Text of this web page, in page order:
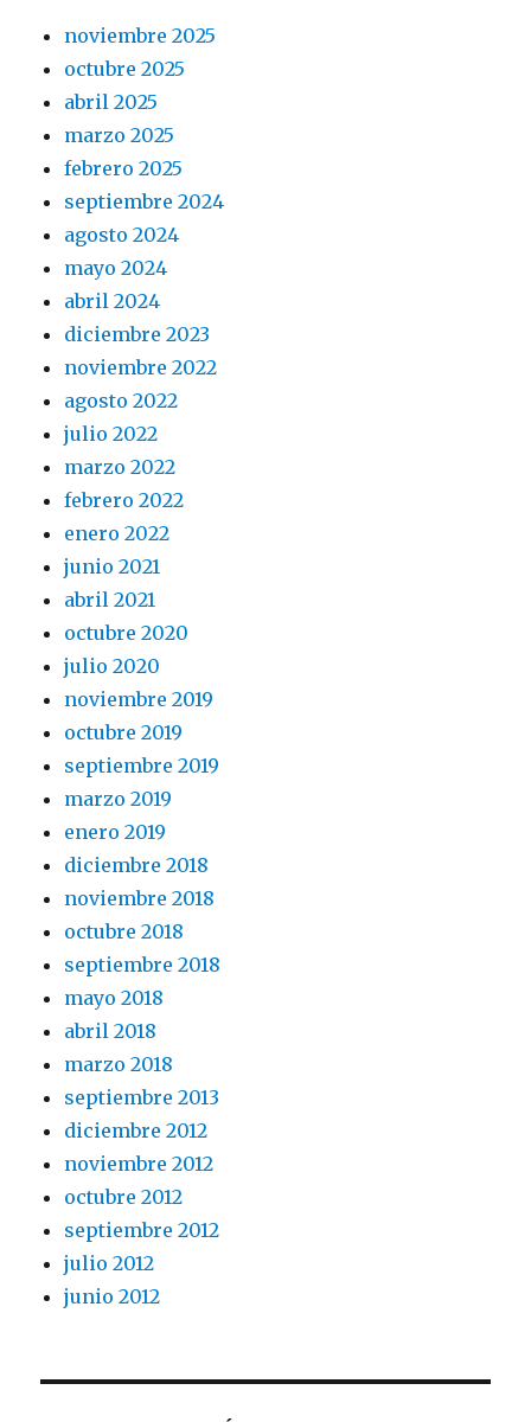
noviembre 2025
octubre 2025
abril 2025
marzo 2025
febrero 2025
septiembre 2024
agosto 2024
mayo 2024
abril 2024
diciembre 2023
noviembre 2022
agosto 2022
julio 2022
marzo 2022
febrero 2022
enero 2022
junio 2021
abril 2021
octubre 2020
julio 2020
noviembre 2019
octubre 2019
septiembre 2019
marzo 2019
enero 2019
diciembre 2018
noviembre 2018
octubre 2018
septiembre 2018
mayo 2018
abril 2018
marzo 2018
septiembre 2013
diciembre 2012
noviembre 2012
octubre 2012
septiembre 2012
julio 2012
junio 2012